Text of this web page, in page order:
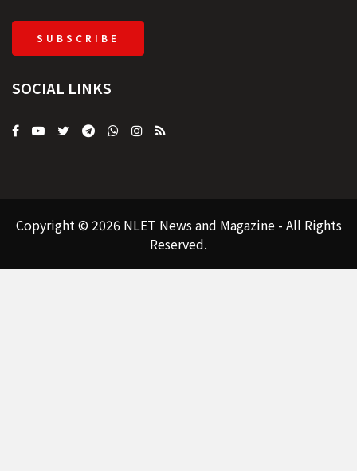
SUBSCRIBE
SOCIAL LINKS
Copyright © 2026 NLET News and Magazine - All Rights
Reserved.